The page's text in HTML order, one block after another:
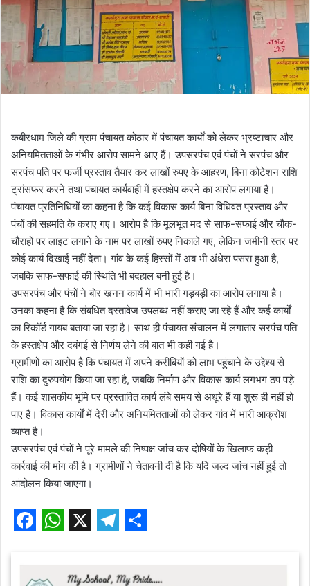
कबीरधाम जिले की ग्राम पंचायत कोठार में पंचायत कार्यों को लेकर भ्रष्टाचार और
अनियमितताओं के गंभीर आरोप सामने आए हैं। उपसरपंच एवं पंचों ने सरपंच और
सरपंच पति पर फर्जी प्रस्ताव तैयार कर लाखों रुपए के आहरण, बिना कोटेशन राशि
ट्रांसफर करने तथा पंचायत कार्यवाही में हस्तक्षेप करने का आरोप लगाया है।
पंचायत प्रतिनिधियों का कहना है कि कई विकास कार्य बिना विधिवत प्रस्ताव और
पंचों की सहमति के कराए गए। आरोप है कि मूलभूत मद से साफ-सफाई और चौक-
चौराहों पर लाइट लगाने के नाम पर लाखों रुपए निकाले गए, लेकिन जमीनी स्तर पर
कोई कार्य दिखाई नहीं देता। गांव के कई हिस्सों में अब भी अंधेरा पसरा हुआ है,
जबकि साफ-सफाई की स्थिति भी बदहाल बनी हुई है।
उपसरपंच और पंचों ने बोर खनन कार्य में भी भारी गड़बड़ी का आरोप लगाया है।
उनका कहना है कि संबंधित दस्तावेज उपलब्ध नहीं कराए जा रहे हैं और कई कार्यों
का रिकॉर्ड गायब बताया जा रहा है। साथ ही पंचायत संचालन में लगातार सरपंच पति
के हस्तक्षेप और दबंगई से निर्णय लेने की बात भी कही गई है।
ग्रामीणों का आरोप है कि पंचायत में अपने करीबियों को लाभ पहुंचाने के उद्देश्य से
राशि का दुरुपयोग किया जा रहा है, जबकि निर्माण और विकास कार्य लगभग ठप पड़े
हैं। कई शासकीय भूमि पर प्रस्तावित कार्य लंबे समय से अधूरे हैं या शुरू ही नहीं हो
पाए हैं। विकास कार्यों में देरी और अनियमितताओं को लेकर गांव में भारी आक्रोश
व्याप्त है।
उपसरपंच एवं पंचों ने पूरे मामले की निष्पक्ष जांच कर दोषियों के खिलाफ कड़ी
कार्रवाई की मांग की है। ग्रामीणों ने चेतावनी दी है कि यदि जल्द जांच नहीं हुई तो
आंदोलन किया जाएगा।